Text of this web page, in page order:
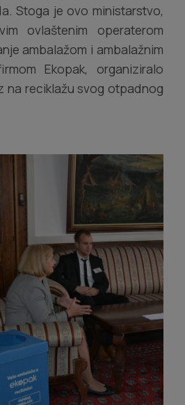
Stoga je ovo ministarstvo,
ovlaštenim operaterom
ambalažom i ambalažnim
Ekopak, organiziralo
na reciklažu svog otpadnog